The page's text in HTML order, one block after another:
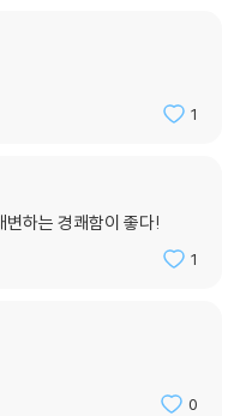
1
하는 경쾌함이 좋다!
1
0